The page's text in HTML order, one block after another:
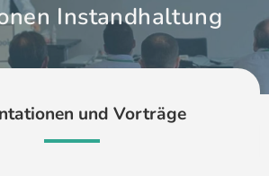
Instandhaltung
und Vorträge